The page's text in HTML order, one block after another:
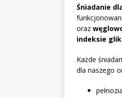
Śniadanie
oraz
indeksie
Każde
dla naszego